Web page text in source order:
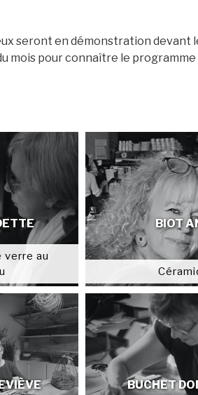
seront en démonstration devant
mois pour connaître le
au
BIOT
BUCHET